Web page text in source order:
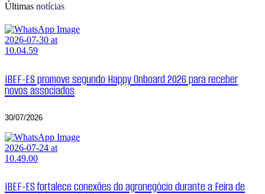
Últimas notícias
IBEF-ES promove segundo Happy Onboard 2026 para receber
novos associados
30/07/2026
IBEF-ES fortalece conexões do agronegócio durante a Feira de